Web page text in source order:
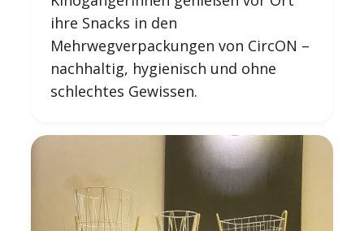
ihre Snacks in den
Mehrwegverpackungen von CircON –
nachhaltig, hygienisch und ohne
schlechtes Gewissen.